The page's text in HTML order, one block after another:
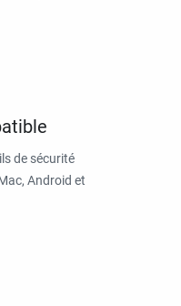
de sécurité
Android et